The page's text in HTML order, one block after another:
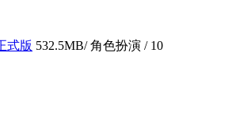
式版 532.5MB/ 角色扮演 / 10